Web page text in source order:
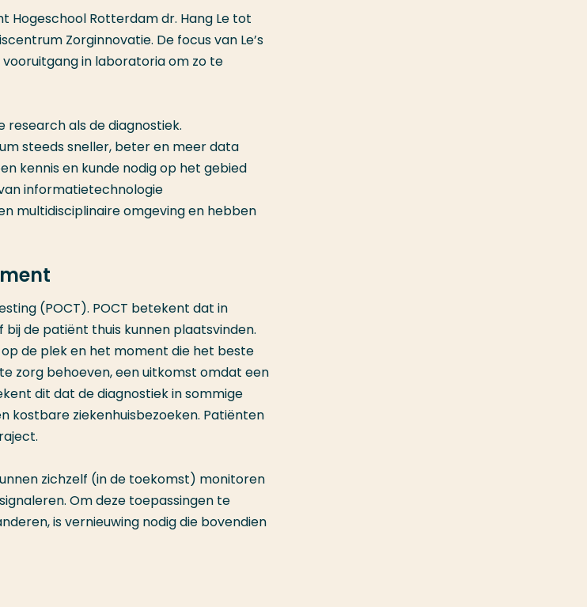
Rotterdam dr. Hang Le tot
Zorginnovatie. De focus van Le’s
in laboratoria om zo te
research als de diagnostiek.
steeds sneller, beter en meer data
kennis en kunde nodig op het gebied
informatietechnologie
multidisciplinaire omgeving en hebben
(POCT). POCT betekent dat in
de patiënt thuis kunnen plaatsvinden.
de plek en het moment die het beste
zorg behoeven, een uitkomst omdat een
dit dat de diagnostiek in sommige
kostbare ziekenhuisbezoeken. Patiënten
zichzelf (in de toekomst) monitoren
Om deze toepassingen te
is vernieuwing nodig die bovendien